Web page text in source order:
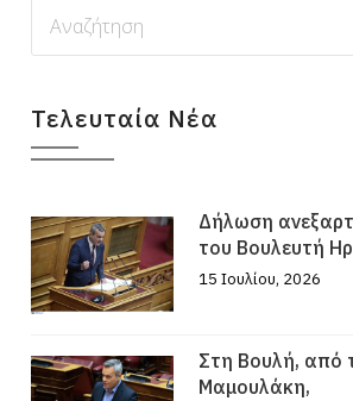
Τελευταία Νέα
Δήλωση
του Βουλευτή
15 Ιουλίου, 2026
Στη Βουλή, από
Μαμουλάκη,